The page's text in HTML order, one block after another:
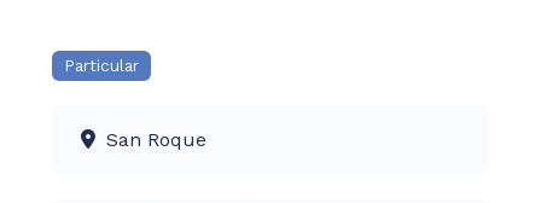
Particular
San Roque